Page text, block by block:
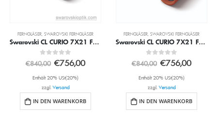
FERNGLÄSER SWAROVSKI FERNGLÄSER
Swarovski CL CURIO 7X21 Fernglas
0 out of 5
€840,00 €756,00
Enthält 20% USt(20%)
zzgl.Versand
IN DEN WARENKORB
FERNGLÄSER SWAROVSKI FERNGLÄSER
Swarovski CL CURIO 7X21 Fernglas orange
0 out of 5
€840,00 €756,00
Enthält 20% USt(20%)
zzgl.Versand
IN DEN WARENKORB